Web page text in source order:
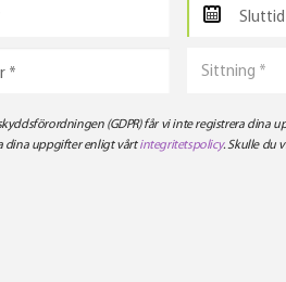
Sittning *
(GDPR) får vi inte registrera
dina uppgifter enligt vårtintegritetspolicy. Skulle du